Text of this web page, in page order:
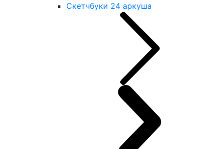
Скетчбуки 24 аркуша